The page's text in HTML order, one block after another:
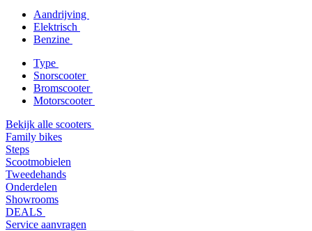
Aandrijving
Elektrisch
Benzine
Type
Snorscooter
Bromscooter
Motorscooter
Bekijk alle scooters
Family bikes
Steps
Scootmobielen
Tweedehands
Onderdelen
Showrooms
DEALS
Service aanvragen